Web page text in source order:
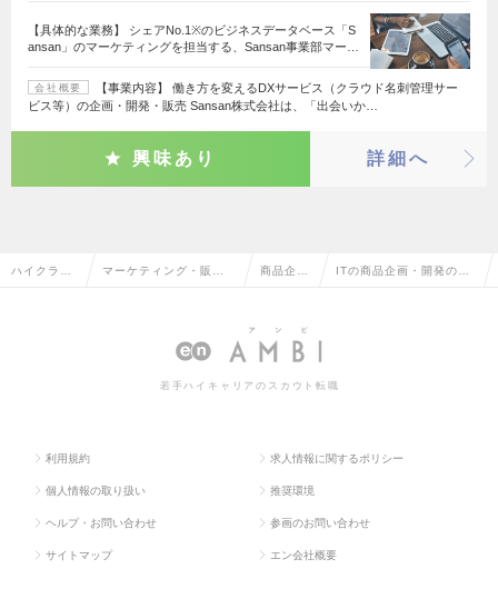
【具体的な業務】 シェアNo.1※のビジネスデータベース「S
ansan」のマーケティングを担当する、Sansan事業部マー…
会社概要
【事業内容】 働き方を変えるDXサービス（クラウド名刺管理サー
ビス等）の企画・開発・販売 Sansan株式会社は、「出会いか…
興味あり 詳細へ
ハイクラス マーケティング・販促 商品企 ITの商品企画・開発の転
若手ハイキャリアのスカウト転職
利用規約 求人情報に関するポリシー
個人情報の取り扱い 推奨環境
ヘルプ・お問い合わせ 参画のお問い合わせ
サイトマップ エン会社概要